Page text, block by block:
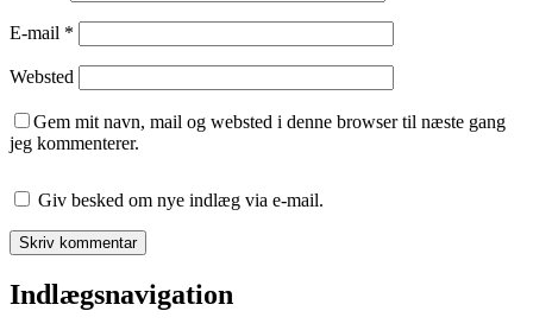
E-mail *
Websted
Gem mit navn, mail og websted i denne browser til næste gang
jeg kommenterer.
Giv besked om nye indlæg via e-mail.
Indlægsnavigation